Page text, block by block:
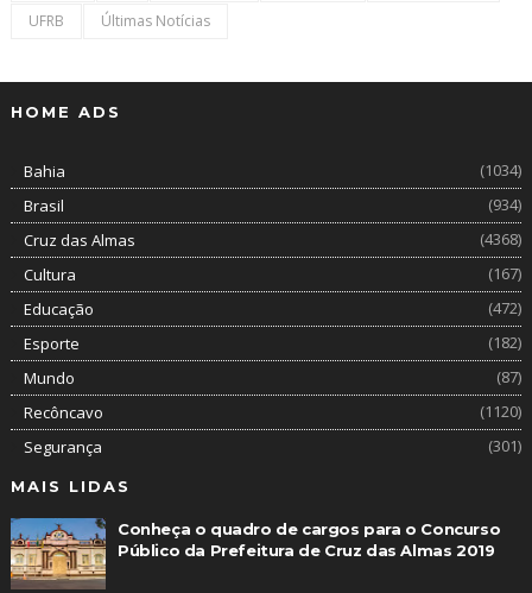
UFRB
Últimas Notícias
HOME ADS
Bahia
(1034)
Brasil
(934)
Cruz das Almas
(4368)
Cultura
(167)
Educação
(472)
Esporte
(182)
Mundo
(87)
Recôncavo
(1120)
Segurança
(301)
MAIS LIDAS
Conheça o quadro de cargos para o Concurso
Público da Prefeitura de Cruz das Almas 2019